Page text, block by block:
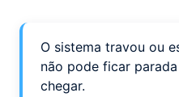
O sistema travou ou
não pode ficar
chegar.